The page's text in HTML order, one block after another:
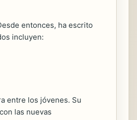
entonces, ha escrito
incluyen:
entre los jóvenes. Su
las nuevas